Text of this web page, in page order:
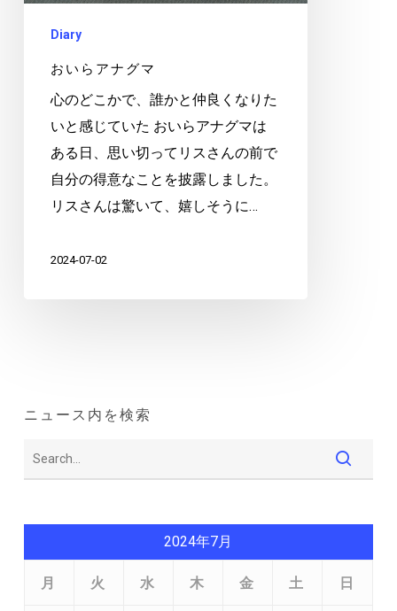
Diary
おいらアナグマ
心のどこかで、誰かと仲良くなりた
いと感じていた おいらアナグマは
ある日、思い切ってリスさんの前で
自分の得意なことを披露しました。
リスさんは驚いて、嬉しそうに…
2024-07-02
ニュース内を検索
2024年7月
月 火 水 木 金 土 日